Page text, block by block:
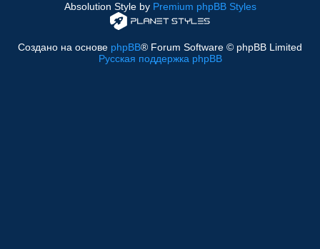
Absolution Style by Premium phpBB Styles
Создано на основе phpBB® Forum Software © phpBB Limited
Русская поддержка phpBB